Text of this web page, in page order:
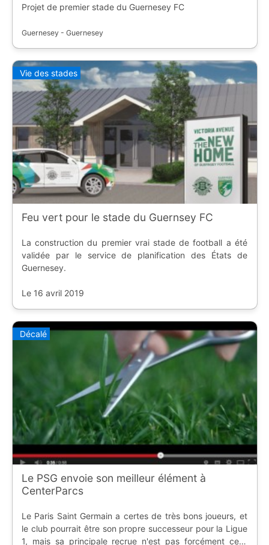
Projet de premier stade du Guernesey FC
Guernesey - Guernesey
Vie des stades
Feu vert pour le stade du Guernsey FC
La construction du premier vrai stade de football a été
validée par le service de planification des États de
Guernesey.
Le 16 avril 2019
Décalé
Le PSG envoie son meilleur élément à
CenterParcs
Le Paris Saint Germain a certes de très bons joueurs, et
le club pourrait être son propre successeur pour la Ligue
1, mais sa principale recrue n'est pas forcément celle